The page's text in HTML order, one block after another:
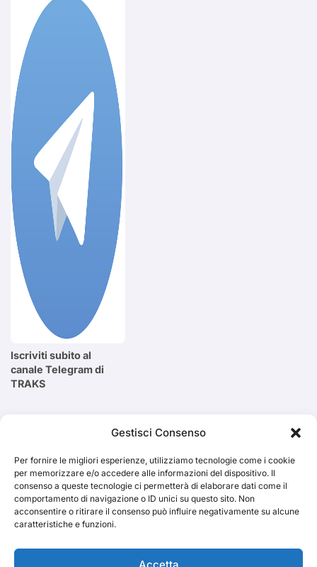
Gestisci Consenso
Per fornire le migliori esperienze, utilizziamo tecnologie come i cookie
per memorizzare e/o accedere alle informazioni del dispositivo. Il
consenso a queste tecnologie ci permetterà di elaborare dati come il
comportamento di navigazione o ID unici su questo sito. Non
acconsentire o ritirare il consenso può influire negativamente su alcune
caratteristiche e funzioni.
Accetta
Iscriviti subito al
canale Telegram di
TRAKS
Cerca